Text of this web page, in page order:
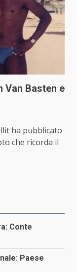
Van Basten e
ha pubblicato
che ricorda il
Conte
Paese